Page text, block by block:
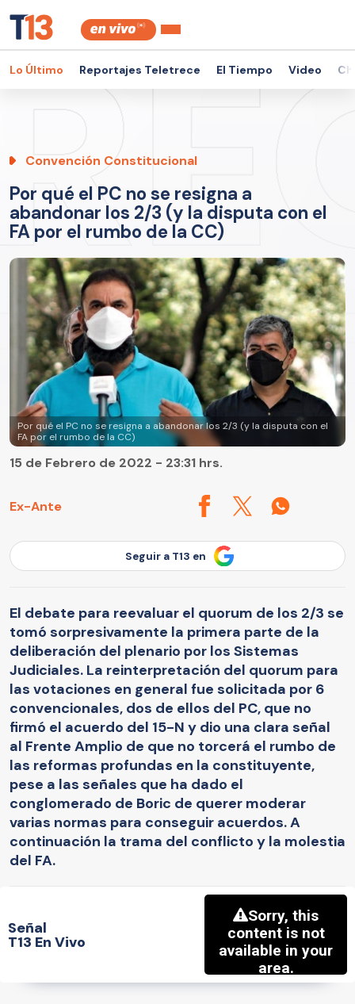
Lo Último Reportajes Teletrece El Tiempo Video
Convención Constitucional
Por qué el PC no se resigna a
abandonar los 2/3 (y la disputa con el
FA por el rumbo de la CC)
Por qué el PC no se resigna a abandonar los 2/3 (y la disputa con el
FA por el rumbo de la CC)
Ex-Ante
15 de Febrero de 2022 - 23:31 hrs.
Seguir a T13 en
El debate para reevaluar el quorum de los 2/3 se
tomó sorpresivamente la primera parte de la
deliberación del plenario por los Sistemas
Judiciales. La reinterpretación del quorum para
las votaciones en general fue solicitada por 6
convencionales, dos de ellos del PC, que no
firmó el acuerdo del 15-N y dio una clara señal
al Frente Amplio de que no torcerá el rumbo de
las reformas profundas en la constituyente,
pese a las señales que ha dado el
conglomerado de Boric de querer moderar
varias normas para conseguir acuerdos. A
continuación la trama del conflicto y la molestia
del FA.
Señal
T13 En Vivo